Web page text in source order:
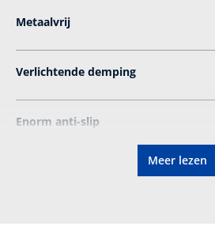
Metaalvrij
Verlichtende demping
Enorm anti-­slip
Meer lezen